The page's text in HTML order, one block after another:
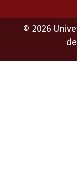
© 2026